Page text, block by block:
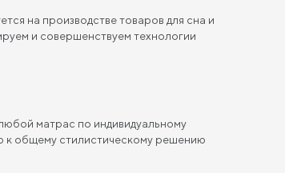
на производстве товаров для сна и
и совершенствуем технологии
матрас по индивидуальному
к общему стилистическому решению